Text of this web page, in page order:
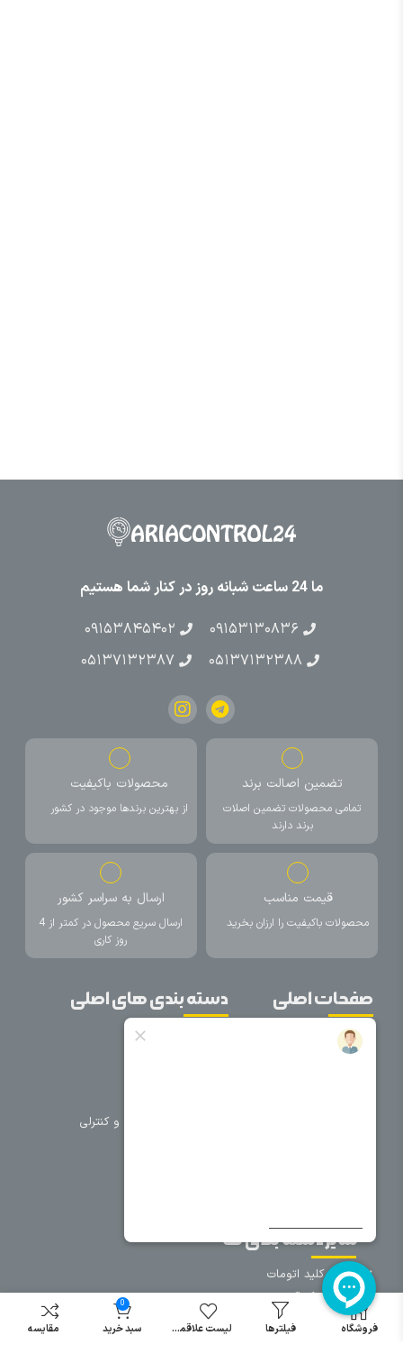
ما 24 ساعت شبانه روز در کنار شما هستیم
۰۹۱۵۳۱۳۰۸۳۶
۰۹۱۵۳۸۴۵۴۰۲
۰۵۱۳۷۱۳۲۳۸۸
۰۵۱۳۷۱۳۲۳۸۷
تضمین اصالت برند
تمامی محصولات تضمین اصلات
برند دارند
محصولات باکیفیت
از بهترین برندها موجود در کشور
قیمت مناسب
محصولات باکیفیت را ارزان بخرید
ارسال به سراسر کشور
ارسال سریع محصول در کمتر از 4
روز کاری
صفحات اصلی
خانه
دسته بندی های اصلی
تجهیزات حفاظتی و کنترلی
سایر دسته بندی ها
خرید کلید اتومات
خرید کنتاکتور
خرید فیوز
مینیاتوری
فروشگاه فیلترها لیست علاقمندی
0
سبد خرید مقایسه